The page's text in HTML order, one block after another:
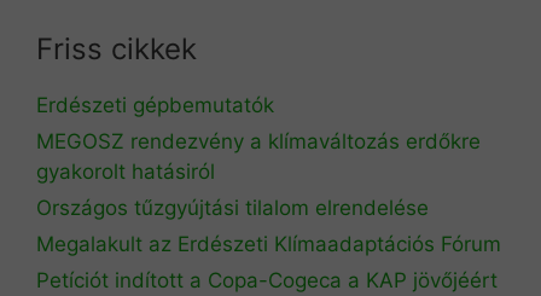
Friss cikkek
Erdészeti gépbemutatók
MEGOSZ rendezvény a klímaváltozás erdőkre
gyakorolt hatásiról
Országos tűzgyújtási tilalom elrendelése
Megalakult az Erdészeti Klímaadaptációs Fórum
Petíciót indított a Copa-Cogeca a KAP jövőjéért